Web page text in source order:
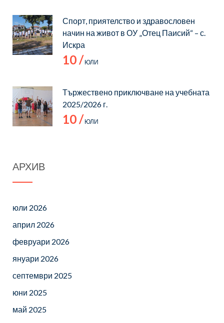
Спорт, приятелство и здравословен
начин на живот в ОУ „Отец Паисий“ – с.
Искра
10 / ЮЛИ
Тържествено приключване на учебната
2025/2026 г.
10 / ЮЛИ
АРХИВ
юли 2026
април 2026
февруари 2026
януари 2026
септември 2025
юни 2025
май 2025